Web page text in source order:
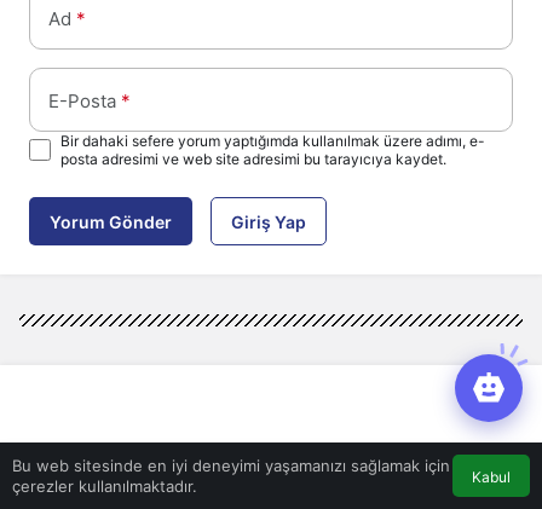
Ad *
E-Posta *
Bir dahaki sefere yorum yaptığımda kullanılmak üzere adımı, e-
posta adresimi ve web site adresimi bu tarayıcıya kaydet.
Yorum Gönder Giriş Yap
Bu web sitesinde en iyi deneyimi yaşamanızı sağlamak için
çerezler kullanılmaktadır.
Kabul